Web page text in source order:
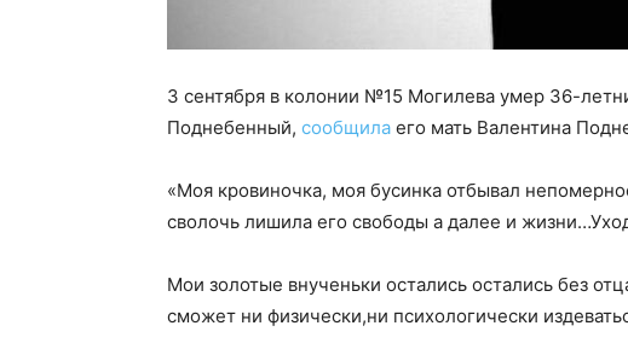
3 сентября в колонии №15 Могилева умер 36-
Поднебенный, сообщила его мать Валентина
«Моя кровиночка, моя бусинка отбывал
сволочь лишила его свободы а далее и
Мои золотые внученьки остались остались без
сможет ни физически,ни психологически